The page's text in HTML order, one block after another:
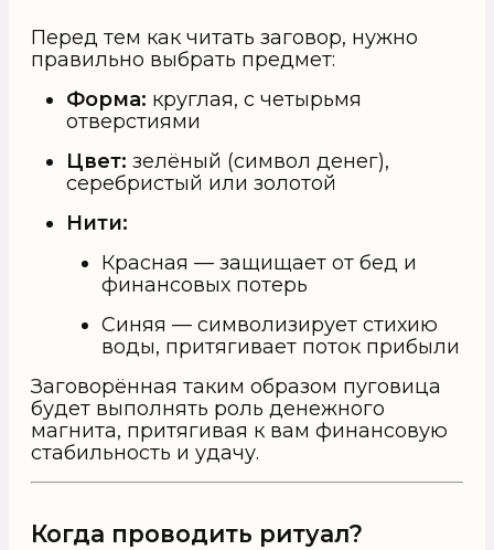
Перед тем как читать заговор, нужно
правильно выбрать предмет:
Форма: круглая, с четырьмя
отверстиями
Цвет: зелёный (символ денег),
серебристый или золотой
Нити:
Красная — защищает от бед и
финансовых потерь
Синяя — символизирует стихию
воды, притягивает поток прибыли
Заговорённая таким образом пуговица
будет выполнять роль денежного
магнита, притягивая к вам финансовую
стабильность и удачу.
Когда проводить ритуал?